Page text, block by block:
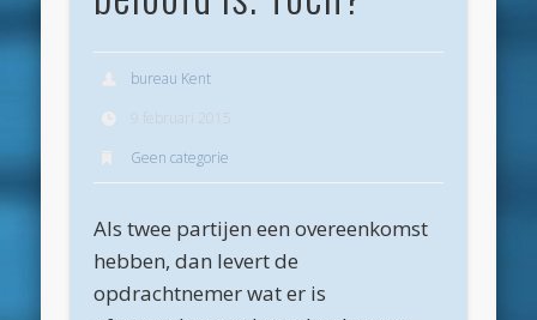
juni 2026
mei 2026
februari 2026
bureau Kent
9 februari 2015
Geen categorie
Als twee partijen een overeenkomst
hebben, dan levert de
opdrachtnemer wat er is